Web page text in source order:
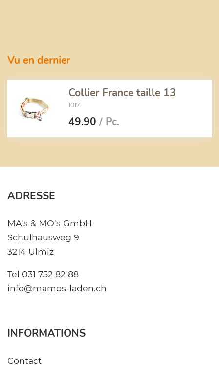
Vu en dernier
Collier France taille 13
10171
49.90 / Pc.
ADRESSE
MA's & MO's GmbH
Schulhausweg 9
3214 Ulmiz
Tel 031 752 82 88
info@mamos-laden.ch
INFORMATIONS
Contact